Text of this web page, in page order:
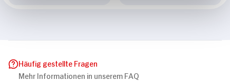
Häufig gestellte Fragen
Mehr Informationen in unserem FAQ